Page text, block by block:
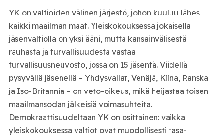
YK on valtioiden välinen järjestö, johon kuuluu lähes
kaikki maailman maat. Yleiskokouksessa jokaisella
jäsenvaltiolla on yksi ääni, mutta kansainvälisestä
rauhasta ja turvallisuudesta vastaa
turvallisuusneuvosto, jossa on 15 jäsentä. Viidellä
pysyvällä jäsenellä – Yhdysvallat, Venäjä, Kiina, Ranska
ja Iso-Britannia – on veto-oikeus, mikä heijastaa toisen
maailmansodan jälkeisiä voimasuhteita.
Demokraattisuudeltaan YK on osittainen: vaikka
yleiskokouksessa valtiot ovat muodollisesti tasa-